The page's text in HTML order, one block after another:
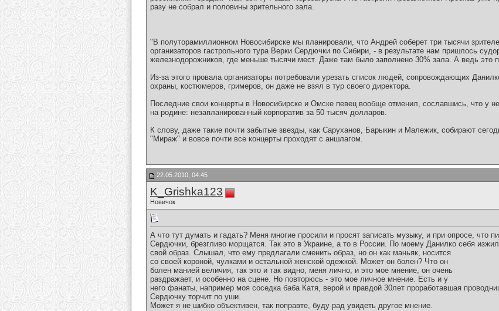
разу не собрал и половины зрительного зала.
"В полуторамиллионном Новосибирске мы планировали, что Андрей соберет три тысячи
организаторов гастрольного тура Верки Сердючки по Сибири, - в результате нам пришлось
железнодорожников, где меньше тысячи мест. Даже там было заполнено 30% зала. А ведь это
Из-за этого провала организаторы потребовали урезать список людей, сопровождающих
охраны, костюмеров, гримеров, он даже не взял в тур своего директора.
Последние свои концерты в Новосибирске и Омске певец вообще отменил, сославшись, что у
на родине: незапланированный корпоратив за 50 тысяч долларов.
К слову, даже такие почти забытые звезды, как Саруханов, Барыкин и Малежик, собирают
"Мираж" и вовсе почти все концерты проходят с аншлагом.
22.05.2010, 04:45
K_Grishka123
Новичок
А что тут думать и гадать? Меня многие просили и просят записать музыку, и при опросе, что
Сердючки, брезгливо морщатся. Так это в Украине, а то в России. По моему Данилко себя
свой образ. Слышал, что ему предлагали сменить образ, но он как маньяк, носится
со своей короной, чулками и остальной женской одежкой. Может он болен? Что он
болен манией величия, так это и так видно, меня лично, и это мое мнение, он очень
раздражает, и особенно на сцене. Но повторюсь - это мое личное мнение. Есть и у
него фанаты, например моя соседка баба Катя, верой и правдой 30лет проработавшая
Сердючку торчит по уши.
Может я не шибко объективен, так поправте, буду рад увидеть другое мнение.